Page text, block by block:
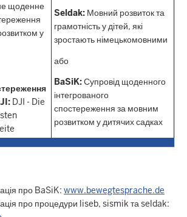
щоденне
у
DJI - Die
Seldak: Мовний розвиток та
грамотність у дітей, які
зростають німецькомовними
або
BaSiK:Супровід щоденного
інтегрованого
спостереження за мовним
розвитком у дитячих садках
про BaSiK: www.bewegtesprache.de
про процедури liseb, sismik та seldak: